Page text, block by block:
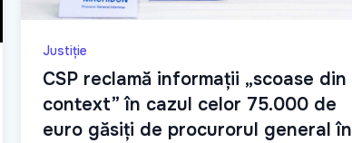
Justiție
CSP reclamă informații „scoase din
context” în cazul celor 75.000 de
euro găsiți de procurorul general în